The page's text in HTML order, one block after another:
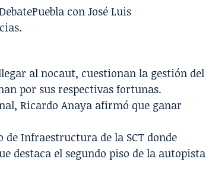
con José Luis
al nocaut, cuestionan la gestión del
por sus respectivas fortunas.
Ricardo Anaya afirmó que ganar
de Infraestructura de la SCT donde
destaca el segundo piso de la autopista